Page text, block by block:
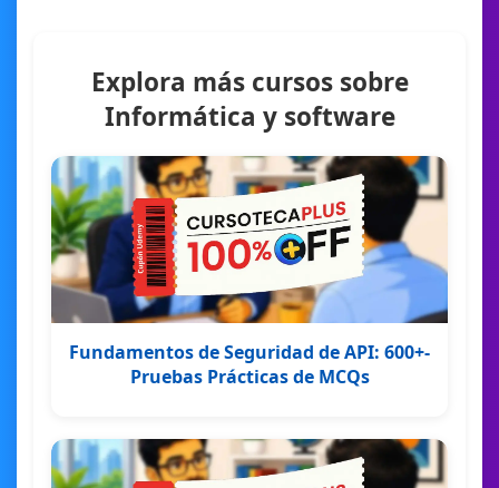
Explora más cursos sobre
Informática y software
Fundamentos de Seguridad de API: 600+-
Pruebas Prácticas de MCQs